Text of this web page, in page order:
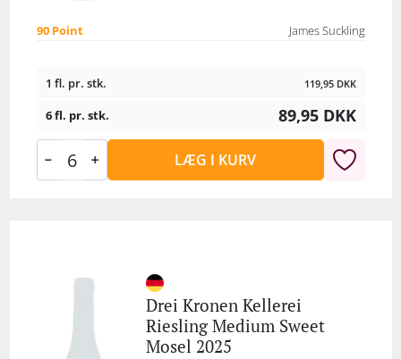
90 Point James Suckling
1 fl. pr. stk. 119,95 DKK
6 fl. pr. stk. 89,95 DKK
LÆG I KURV
Drei Kronen Kellerei
Riesling Medium Sweet
Mosel 2025